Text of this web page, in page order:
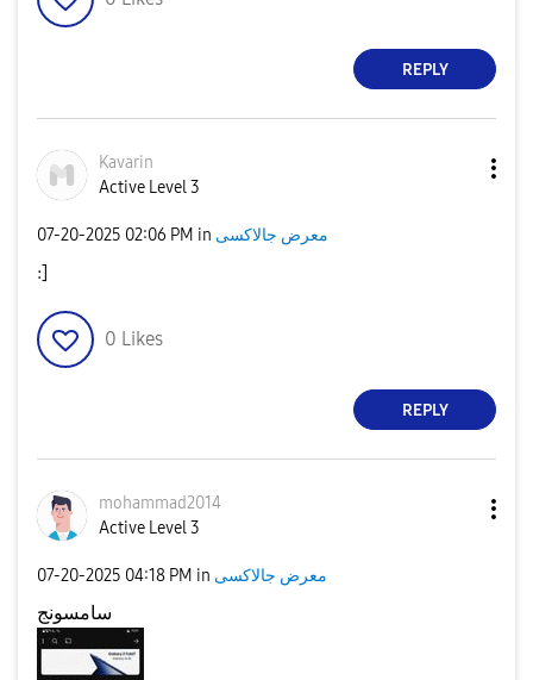
REPLY
Kavarin
Active Level 3
‎07-20-2025 02:06 PM in معرض جالاكسى
:]
0 Likes
REPLY
mohammad2014
Active Level 3
‎07-20-2025 04:18 PM in معرض جالاكسى
سامسونج